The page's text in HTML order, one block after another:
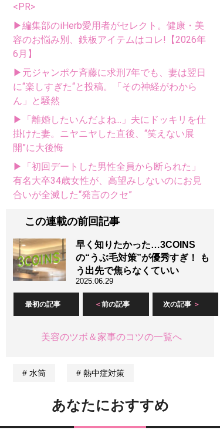
<PR>
▶編集部のiHerb愛用者がセレクト。健康・美
容のお悩み別、鉄板アイテムはコレ!【2026年
6月】
▶元ジャンポケ斉藤に求刑7年でも、妻は翌日
に“楽しすぎた“と投稿。「その神経がわから
ん」と騒然
▶「離婚したいんだよね...」夫にドッキリを仕
掛けた妻。ニヤニヤした直後、“笑えない展
開”に大後悔
▶「初回デートした男性全員から断られた」
有名大卒34歳女性が、高望みしないのにお見
合いが全滅した“発言のクセ”
この連載の前回記事
早く知りたかった…3COINS
の“うぶ毛対策”が優秀すぎ！ も
う出先で焦らなくていい
2025.06.29
最初の記事 前の記事 次の記事
美容のツボ＆家事のコツの一覧へ
水筒 熱中症対策
あなたにおすすめ